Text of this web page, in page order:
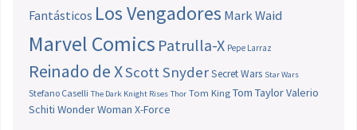
Fantásticos Los Vengadores Mark Waid
Marvel Comics Patrulla-X Pepe Larraz
Reinado de XScott SnyderSecret Wars Star Wars
Stefano Caselli The Dark Knight Rises Thor Tom King Tom TaylorValerio
Schiti Wonder Woman X-Force